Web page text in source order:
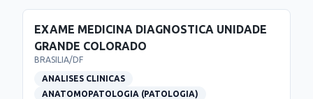
EXAME MEDICINA DIAGNOSTICA UNIDADE
GRANDE COLORADO
BRASILIA/DF
ANALISES CLINICAS
ANATOMOPATOLOGIA (PATOLOGIA)